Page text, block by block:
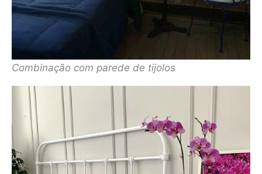
Combinação com parede de tijolos